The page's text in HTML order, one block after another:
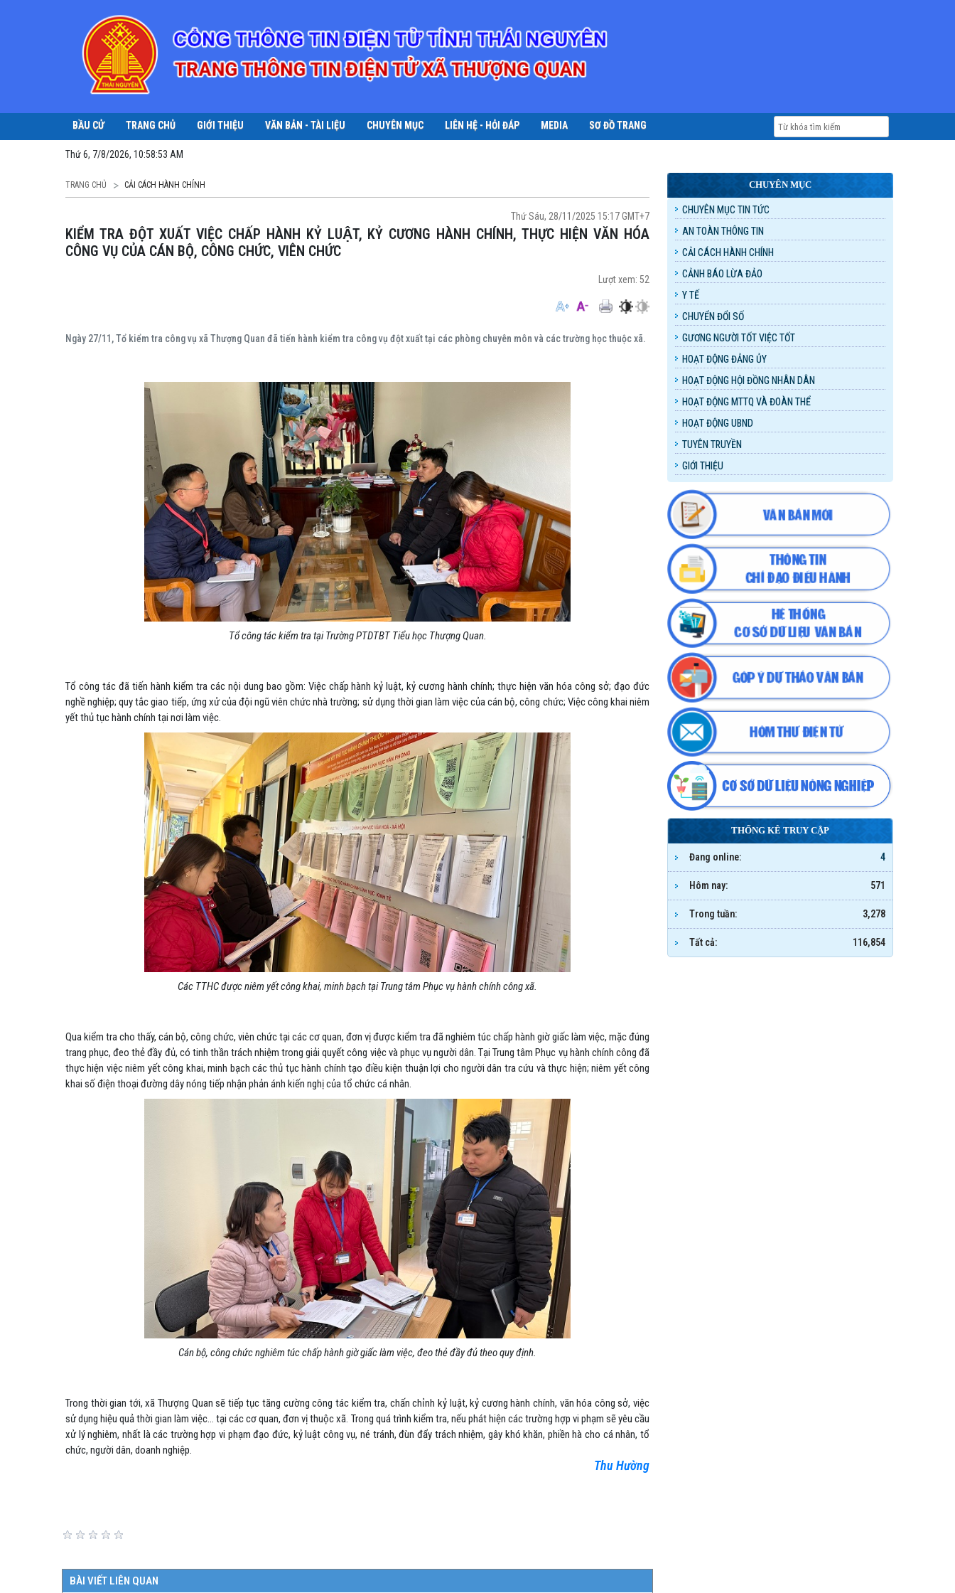
BẦU CỬ TRANG CHỦ GIỚI THIỆU VĂN BẢN - TÀI LIỆU CHUYÊN MỤC LIÊN HỆ - HỎI ĐÁP MEDIA SƠ ĐỒ TRANG
Thứ 6, 7/8/2026, 10:58:54 AM
TRANG CHỦ CẢI CÁCH HÀNH CHÍNH
Thứ Sáu, 28/11/2025 15:17 GMT+7
KIỂM TRA ĐỘT XUẤT VIỆC CHẤP HÀNH KỶ LUẬT, KỶ CƯƠNG HÀNH CHÍNH, THỰC HIỆN VĂN HÓA
CÔNG VỤ CỦA CÁN BỘ, CÔNG CHỨC, VIÊN CHỨC
Lượt xem: 52
Ngày 27/11, Tổ kiểm tra công vụ xã Thượng Quan đã tiến hành kiểm tra công vụ đột xuất tại các phòng chuyên môn và các trường học thuộc xã.
Tổ công tác kiểm tra tại Trường PTDTBT Tiểu học Thượng Quan.
Tổ công tác đã tiến hành kiểm tra các nội dung bao gồm: Việc chấp hành kỷ luật, kỷ cương hành chính; thực hiện văn hóa công sở; đạo đức
nghề nghiệp; quy tắc giao tiếp, ứng xử của đội ngũ viên chức nhà trường; sử dụng thời gian làm việc của cán bộ, công chức; Việc công khai niêm
yết thủ tục hành chính tại nơi làm việc.
Các TTHC đượcniêm yết công khai, minh bạch tại Trung tâm Phục vụ hành chính công xã.
Qua kiểm tra cho thấy, cán bộ, công chức, viên chức tại các cơ quan, đơn vị được kiểm tra đã nghiêm túc chấp hành giờ giấc làm việc, mặc đúng
trang phục, đeo thẻ đầy đủ, có tinh thần trách nhiệm trong giải quyết công việc và phục vụ người dân. Tại Trung tâm Phục vụ hành chính công đã
thực hiện việc niêm yết công khai, minh bạch các thủ tục hành chính tạo điều kiện thuận lợi cho người dân tra cứu và thực hiện; niêm yết công
khai số điện thoại đường dây nóng tiếp nhận phản ánh kiến nghị của tổ chức cá nhân.
Cán bộ, công chứcnghiêm túc chấp hành giờ giấc làm việc, đeo thẻ đầy đủ theo quy định.
Trong thời gian tới, xã Thượng Quan sẽ tiếp tục tăng cường công tác kiểm tra, chấn chỉnh kỷ luật, kỷ cương hành chính, văn hóa công sở, việc
sử dụng hiệu quả thời gian làm việc… tại các cơ quan, đơn vị thuộc xã. Trong quá trình kiểm tra, nếu phát hiện các trường hợp vi phạm sẽ yêu cầu
xử lý nghiêm, nhất là các trường hợp vi phạm đạo đức, kỷ luật công vụ, né tránh, đùn đẩy trách nhiệm, gây khó khăn, phiền hà cho cá nhân, tổ
chức, người dân, doanh nghiệp.
Thu Hường
BÀI VIẾT LIÊN QUAN
CHUYÊN MỤC
CHUYÊN MỤC TIN TỨC
AN TOÀN THÔNG TIN
CẢI CÁCH HÀNH CHÍNH
CẢNH BÁO LỪA ĐẢO
Y TẾ
CHUYỂN ĐỔI SỐ
GƯƠNG NGƯỜI TỐT VIỆC TỐT
HOẠT ĐỘNG ĐẢNG ỦY
HOẠT ĐỘNG HỘI ĐỒNG NHÂN DÂN
HOẠT ĐỘNG MTTQ VÀ ĐOÀN THỂ
HOẠT ĐỘNG UBND
TUYÊN TRUYỀN
GIỚI THIỆU
THỐNG KÊ TRUY CẬP
Đang online: 4
Hôm nay: 571
Trong tuần: 3,278
Tất cả: 116,854